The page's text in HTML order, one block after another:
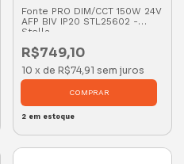
Fonte PRO DIM/CCT 150W 24V
AFP BIV IP20 STL25602 -
Stella
R$749,10
10 x de R$74,91 sem juros
2em estoque